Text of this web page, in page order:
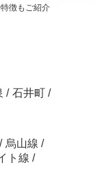
徴もご紹介
/ 石井町 /
/ 烏山線 /
ト線 /